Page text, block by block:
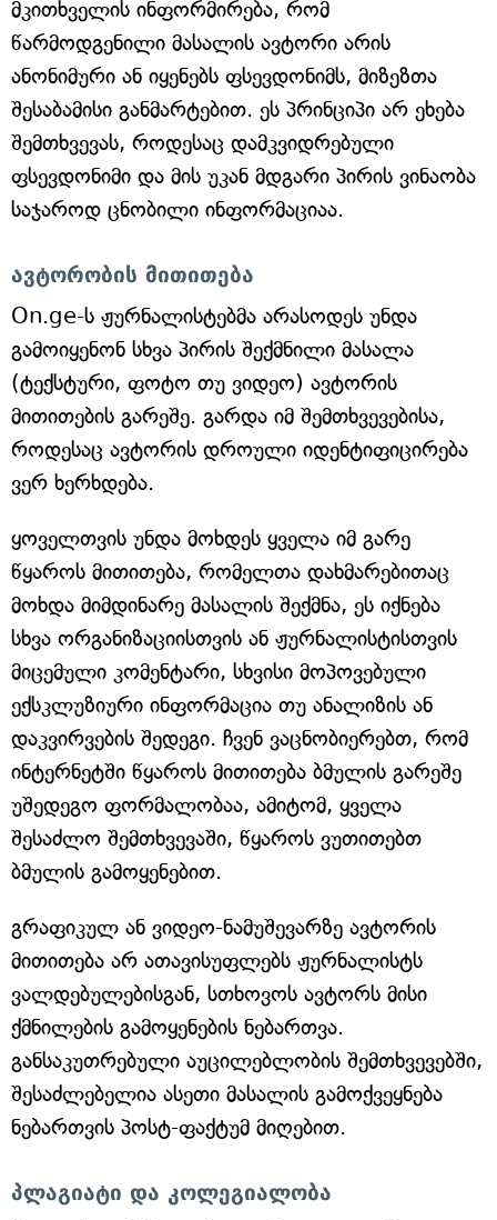
მკითხველის ინფორმირება, რომ
წარმოდგენილი მასალის ავტორი არის
ანონიმური ან იყენებს ფსევდონიმს, მიზეზთა
შესაბამისი განმარტებით. ეს პრინციპი არ ეხება
შემთხვევას, როდესაც დამკვიდრებული
ფსევდონიმი და მის უკან მდგარი პირის ვინაობა
საჯაროდ ცნობილი ინფორმაციაა.
ავტორობის მითითება
On.ge-ს ჟურნალისტებმა არასოდეს უნდა
გამოიყენონ სხვა პირის შექმნილი მასალა
(ტექსტური, ფოტო თუ ვიდეო) ავტორის
მითითების გარეშე. გარდა იმ შემთხვევებისა,
როდესაც ავტორის დროული იდენტიფიცირება
ვერ ხერხდება.
ყოველთვის უნდა მოხდეს ყველა იმ გარე
წყაროს მითითება, რომელთა დახმარებითაც
მოხდა მიმდინარე მასალის შექმნა, ეს იქნება
სხვა ორგანიზაციისთვის ან ჟურნალისტისთვის
მიცემული კომენტარი, სხვისი მოპოვებული
ექსკლუზიური ინფორმაცია თუ ანალიზის ან
დაკვირვების შედეგი. ჩვენ ვაცნობიერებთ, რომ
ინტერნეტში წყაროს მითითება ბმულის გარეშე
უშედეგო ფორმალობაა, ამიტომ, ყველა
შესაძლო შემთხვევაში, წყაროს ვუთითებთ
ბმულის გამოყენებით.
გრაფიკულ ან ვიდეო-ნამუშევარზე ავტორის
მითითება არ ათავისუფლებს ჟურნალისტს
ვალდებულებისგან, სთხოვოს ავტორს მისი
ქმნილების გამოყენების ნებართვა.
განსაკუთრებული აუცილებლობის შემთხვევებში,
შესაძლებელია ასეთი მასალის გამოქვეყნება
ნებართვის პოსტ-ფაქტუმ მიღებით.
პლაგიატი და კოლეგიალობა